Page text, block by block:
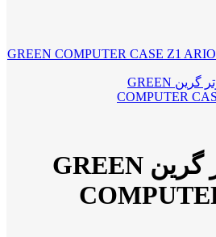
کیس کامپیوتر گرین GREEN